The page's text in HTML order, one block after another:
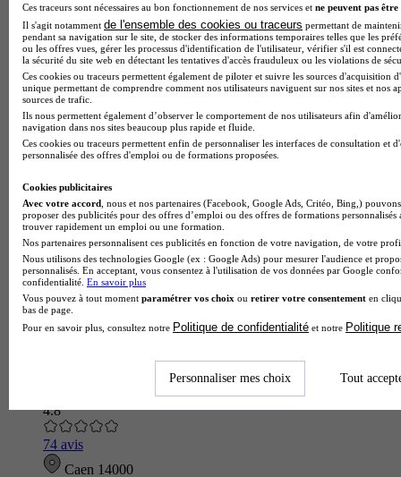
MBA - Management de la Stratégie Marketing et de la
Communication Digitale
4.8
74 avis
Caen 14000
Ces traceurs sont nécessaires au bon fonctionnement de nos services et ne peuvent pas être
Il s'agit notamment de l'ensemble des cookies ou traceurs permettant de
pendant sa navigation sur le site, de stocker des informations temporaires telles que les
ou les offres vues, gérer les processus d'identification de l'utilisateur, vérifier s'il est
la sécurité du site web en détectant les tentatives d'accès frauduleux ou les violations de
Ces cookies ou traceurs permettent également de piloter et suivre les sources d'acquisition
unique permettant de comprendre comment nos utilisateurs naviguent sur nos sites et nos
sources de trafic.
Ils nous permettent également d’observer le comportement de nos utilisateurs afin
navigation dans nos sites beaucoup plus rapide et fluide.
Ces cookies ou traceurs permettent enfin de personnaliser les interfaces de consultation et
personnalisée des offres d'emploi ou de formations proposées.
Cookies publicitaires
Avec votre accord , nous et nos partenaires (Facebook, Google Ads, Critéo, Bing,)
proposer des publicités pour des offres d’emploi ou des offres de formations
trouver rapidement un emploi ou une formation.
Nos partenaires personnalisent ces publicités en fonction de votre navigation, de votre
Nous utilisons des technologies Google (ex : Google Ads) pour mesurer l'audience et
personnalisés. En acceptant, vous consentez à l'utilisation de vos données par Google
confidentialité. En savoir plus
Vous pouvez à tout moment paramétrer vos choix ou retirer votre consentement en
bas de page.
Pour en savoir plus, consultez notre Politique de confidentialité et notre Politique
Personnaliser mes choix Tout